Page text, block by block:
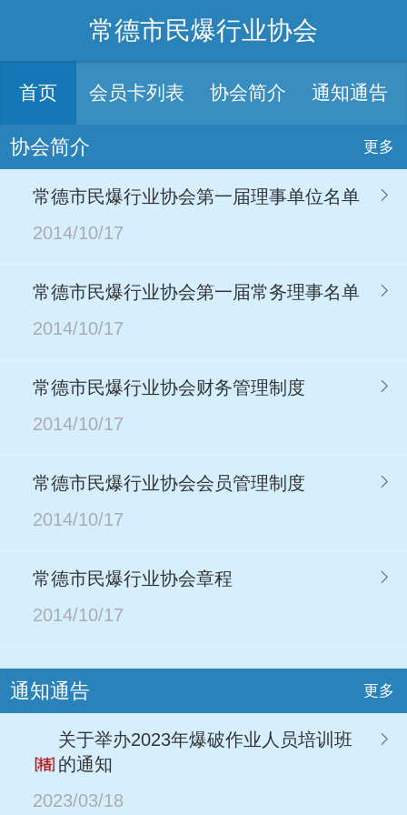
常德市民爆行业协会
首页 会员卡列表 协会简介 通知通告
协会简介 更多
常德市民爆行业协会第一届理事单位名单
2014/10/17
常德市民爆行业协会第一届常务理事名单
2014/10/17
常德市民爆行业协会财务管理制度
2014/10/17
常德市民爆行业协会会员管理制度
2014/10/17
常德市民爆行业协会章程
2014/10/17
通知通告 更多
关于举办2023年爆破作业人员培训班
的通知
2023/03/18